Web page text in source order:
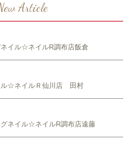
Article
イル☆ネイルR調布店飯倉
ル☆ネイルＲ仙川店 田村
ネイル☆ネイルR調布店遠藤